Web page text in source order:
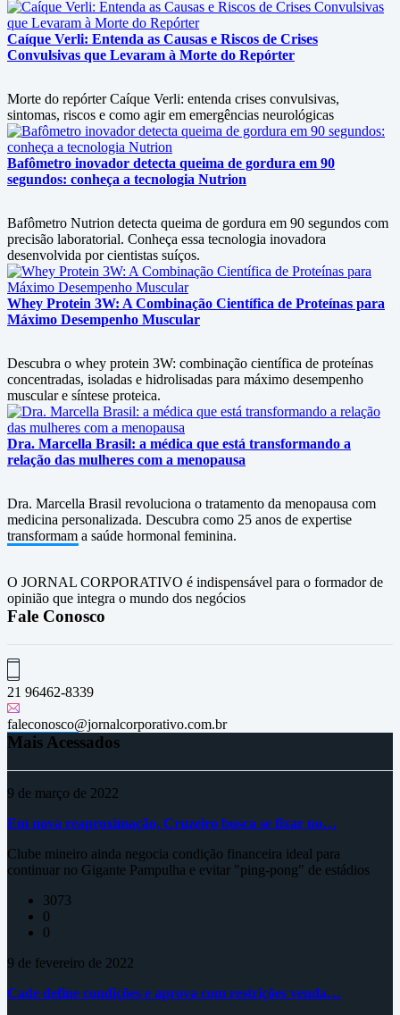
Caíque Verli: Entenda as Causas e Riscos de Crises
Convulsivas que Levaram à Morte do Repórter
Morte do repórter Caíque Verli: entenda crises convulsivas,
sintomas, riscos e como agir em emergências neurológicas
Bafômetro inovador detecta queima de gordura em 90
segundos: conheça a tecnologia Nutrion
Bafômetro Nutrion detecta queima de gordura em 90 segundos com
precisão laboratorial. Conheça essa tecnologia inovadora
desenvolvida por cientistas suíços.
Whey Protein 3W: A Combinação Científica de Proteínas para
Máximo Desempenho Muscular
Descubra o whey protein 3W: combinação científica de proteínas
concentradas, isoladas e hidrolisadas para máximo desempenho
muscular e síntese proteica.
Dra. Marcella Brasil: a médica que está transformando a
relação das mulheres com a menopausa
Dra. Marcella Brasil revoluciona o tratamento da menopausa com
medicina personalizada. Descubra como 25 anos de expertise
transformam a saúde hormonal feminina.
O JORNAL CORPORATIVO é indispensável para o formador de
opinião que integra o mundo dos negócios
Fale Conosco
21 96462-8339
faleconosco@jornalcorporativo.com.br
Mais Acessados
9 de março de 2022
Em nova reaproximação, Cruzeiro busca se fixar no…
Clube mineiro ainda negocia condição financeira ideal para
continuar no Gigante Pampulha e evitar "ping-pong" de estádios
3073
0
0
9 de fevereiro de 2022
Cade define condições e aprova com restrições venda…